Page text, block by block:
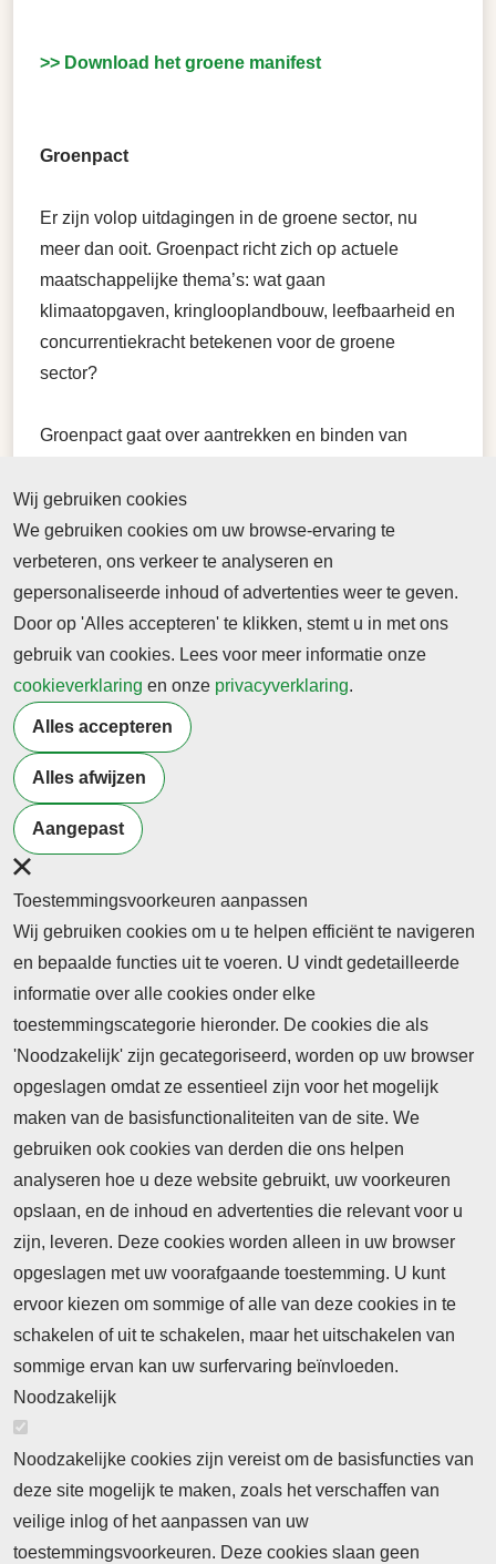
>> Download het groene manifest
Groenpact
Er zijn volop uitdagingen in de groene sector, nu
meer dan ooit. Groenpact richt zich op actuele
maatschappelijke thema’s: wat gaan
klimaatopgaven, kringlooplandbouw, leefbaarheid en
concurrentiekracht betekenen voor de groene
sector?
Groenpact gaat over aantrekken en binden van
voor staan zijn groot. Ze vragen om continue
vernieuwing van het onderwijs, innovaties in de
praktijk en inspelen op de veranderende
arbeidsmarkt.
Samenwerking is daarbij de sleutel tot succes. In
Groenpact slaan bedrijfsleven, onderwijs en
overheid de handen ineen om het groene kennis- en
innovatiesysteem in Nederland verder te versterken.
Terug naar nieuwsoverzicht
Wij gebruiken cookies
We gebruiken cookies om uw browse-ervaring te
verbeteren, ons verkeer te analyseren en
gepersonaliseerde inhoud of advertenties weer te geven.
Door op 'Alles accepteren' te klikken, stemt u in met ons
gebruik van cookies. Lees voor meer informatie onze
cookieverklaring en onze privacyverklaring.
Alles accepteren
Alles afwijzen
Aangepast
Toestemmingsvoorkeuren aanpassen
Wij gebruiken cookies om u te helpen efficiënt te navigeren
en bepaalde functies uit te voeren. U vindt gedetailleerde
informatie over alle cookies onder elke
toestemmingscategorie hieronder. De cookies die als
'Noodzakelijk' zijn gecategoriseerd, worden op uw browser
opgeslagen omdat ze essentieel zijn voor het mogelijk
maken van de basisfunctionaliteiten van de site. We
gebruiken ook cookies van derden die ons helpen
analyseren hoe u deze website gebruikt, uw voorkeuren
opslaan, en de inhoud en advertenties die relevant voor u
zijn, leveren. Deze cookies worden alleen in uw browser
opgeslagen met uw voorafgaande toestemming. U kunt
ervoor kiezen om sommige of alle van deze cookies in te
schakelen of uit te schakelen, maar het uitschakelen van
sommige ervan kan uw surfervaring beïnvloeden.
Noodzakelijk
Noodzakelijke cookies zijn vereist om de basisfuncties van
deze site mogelijk te maken, zoals het verschaffen van
veilige inlog of het aanpassen van uw
toestemmingsvoorkeuren. Deze cookies slaan geen
Nieuws
Neem contact op
Algemene Leveringsvoorwaarden
Cookieverklaring
Privacyverklaring
Abonnementinformatie Inlogprocedure